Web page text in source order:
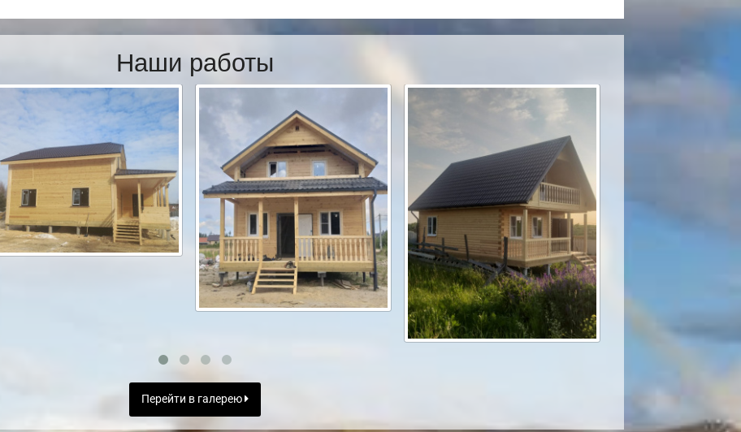
Наши работы
Перейти в галерею